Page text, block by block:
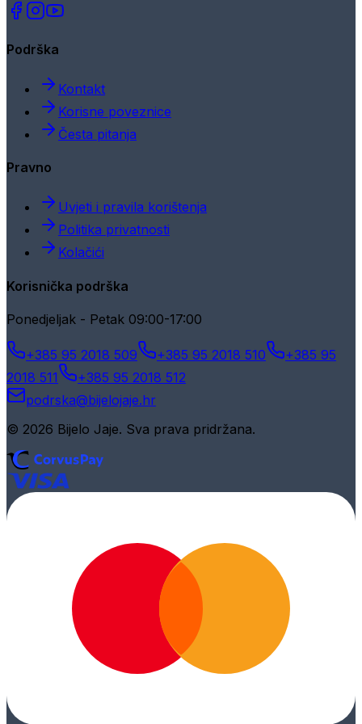
Podrška
Kontakt
Korisne poveznice
Česta pitanja
Pravno
Uvjeti i pravila korištenja
Politika privatnosti
Kolačići
Korisnička podrška
Ponedjeljak - Petak 09:00-17:00
+385 95 2018 509 +385 95 2018 510
+385 95
2018 511
+385 95 2018 512
podrska@bijelojaje.hr
© 2026 Bijelo Jaje. Sva prava pridržana.